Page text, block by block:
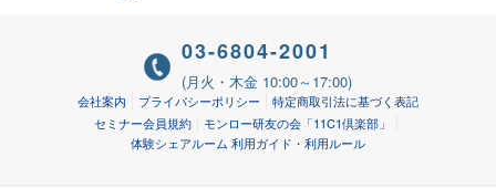
会社案内 プライバシーポリシー
特定商取引法に基づく表記
セミナー会員規約
モンロー研友の会「11C1倶楽部」
体験シェアルーム 利用ガイド・利用ルール
03-6804-2001
(月火・木金 10:00～17:00)